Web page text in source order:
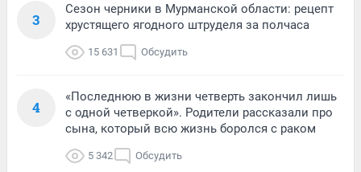
3
Сезон черники в Мурманской области: рецепт
хрустящего ягодного штруделя за полчаса
15 631 Обсудить
4
«Последнюю в жизни четверть закончил лишь
с одной четверкой». Родители рассказали про
сына, который всю жизнь боролся с раком
5 342 Обсудить